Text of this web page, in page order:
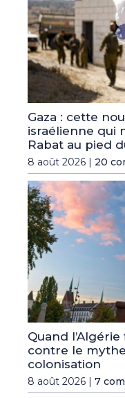
Gaza : cette
israélienne qui
Rabat au pied
8 août 2026 | 20
Quand
contre le mythe
colonisation
8 août 2026 | 7